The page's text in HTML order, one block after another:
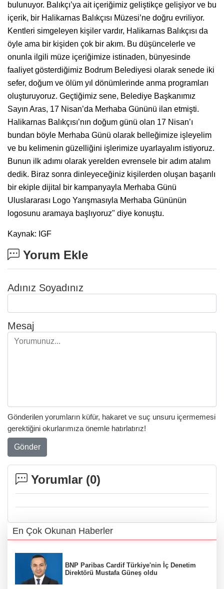
bulunuyor. Balıkçı’ya ait içeriğimiz geliştikçe gelişiyor ve bu
içerik, bir Halikarnas Balıkçısı Müzesi’ne doğru evriliyor.
Kentleri simgeleyen kişiler vardır, Halikarnas Balıkçısı da
öyle ama bir kişiden çok bir akım. Bu düşüncelerle ve
onunla ilgili müze içeriğimize istinaden, bünyesinde
faaliyet gösterdiğimiz Bodrum Belediyesi olarak senede iki
sefer, doğum ve ölüm yıl dönümlerinde anma programları
oluşturuyoruz. Geçtiğimiz sene, Belediye Başkanımız
Sayın Aras, 17 Nisan’da Merhaba Gününü ilan etmişti.
Halikarnas Balıkçısı’nın doğum günü olan 17 Nisan’ı
bundan böyle Merhaba Günü olarak belleğimize işleyelim
ve bu kelimenin güzelliğini işlerimize uyarlayalım istiyoruz.
Bunun ilk adımı olarak yerelden evrensele bir adım atalım
dedik. Biraz sonra dinleyeceğiniz kişilerden oluşan başarılı
bir ekiple dijital bir kampanyayla Merhaba Günü
Uluslararası Logo Yarışmasıyla Merhaba Gününün
logosunu aramaya başlıyoruz" diye konuştu.
Kaynak: IGF
Yorum Ekle
Adınız Soyadınız
Mesaj
Gönderilen yorumların küfür, hakaret ve suç unsuru içermemesi
gerektiğini okurlarımıza önemle hatırlatırız!
Gönder
Yorumlar (0)
En Çok Okunan Haberler
BNP Paribas Cardif Türkiye'nin İç Denetim
Direktörü Mustafa Güneş oldu